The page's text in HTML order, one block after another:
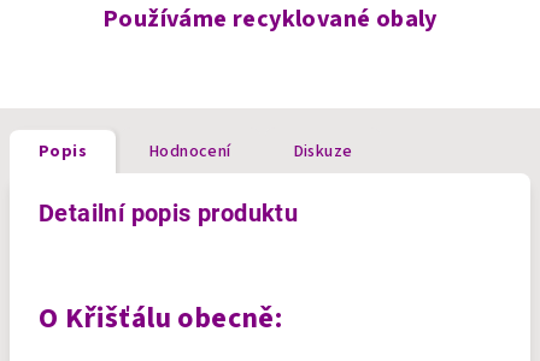
Používáme recyklované obaly
Popis Hodnocení Diskuze
Detailní popis produktu
O Křišťálu obecně: